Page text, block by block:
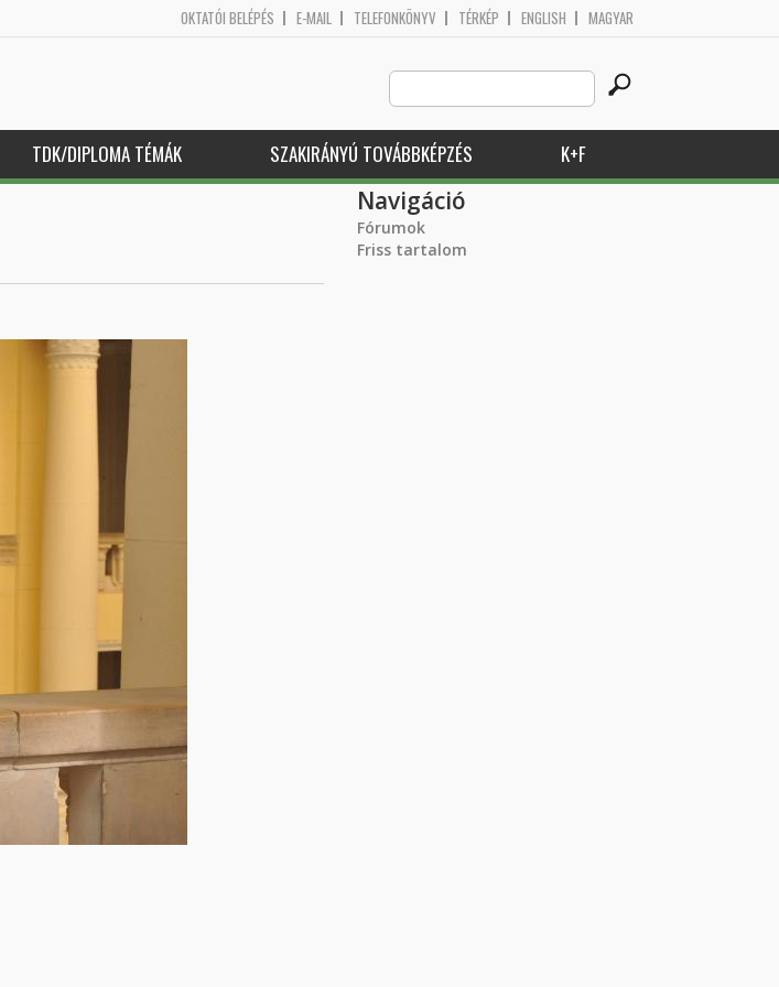
OKTATÓI BELÉPÉS E-MAIL TELEFONKÖNYV TÉRKÉP ENGLISH MAGYAR
Search
this
site
TDK/DIPLOMA TÉMÁK SZAKIRÁNYÚ TOVÁBBKÉPZÉS K+F
Navigáció
Fórumok
Friss tartalom